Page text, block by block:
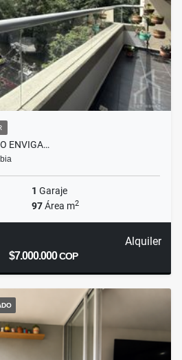
ENVIGA…
1 Garaje
97Área m2
Alquiler
$7.000.000COP